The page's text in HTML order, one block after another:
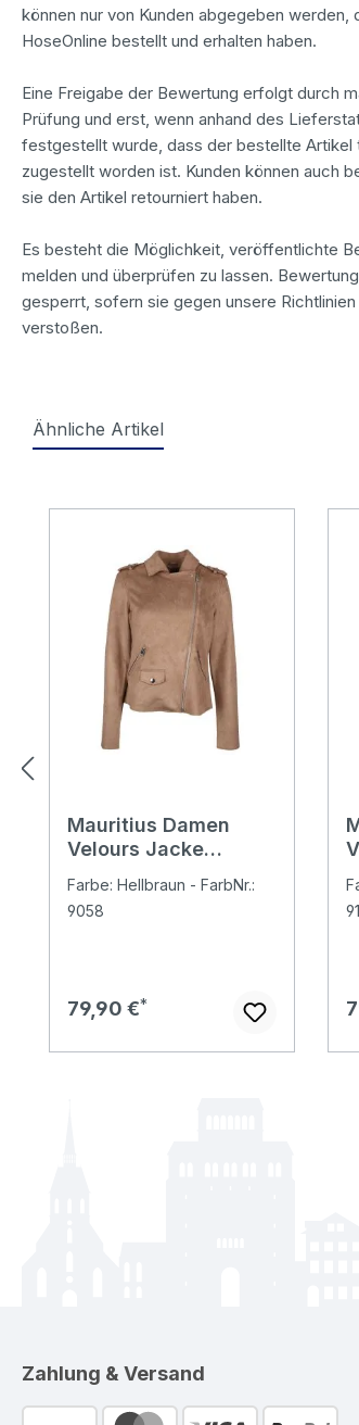
können nur von Kunden abgegeben werden,
HoseOnline bestellt und erhalten haben.
Eine Freigabe der Bewertung erfolgt durch
Prüfung und erst, wenn anhand des
festgestellt wurde, dass der bestellte Artikel
zugestellt worden ist. Kunden können auch
sie den Artikel retourniert haben.
Es besteht die Möglichkeit, veröffentlichte
melden und überprüfen zu lassen.
gesperrt, sofern sie gegen unsere
verstoßen.
Ähnliche Artikel
Mauritius Damen
Velours Jacke
Farbe: Hellbraun - FarbNr.:
9058
Regulärer Preis:
79,90 €
Zahlung & Versand